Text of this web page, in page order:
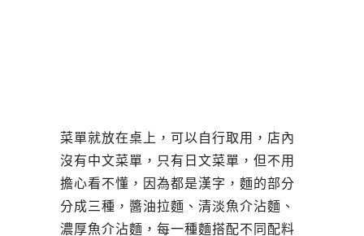
菜單就放在桌上，可以自行取用，店內
沒有中文菜單，只有日文菜單，但不用
擔心看不懂，因為都是漢字，麵的部分
分成三種，醬油拉麵、清淡魚介沾麵、
濃厚魚介沾麵，每一種麵搭配不同配料